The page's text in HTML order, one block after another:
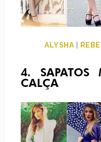
ALYSHA|
4. SAPATOS
CALÇA